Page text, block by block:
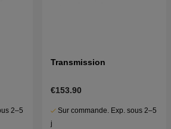
2–5
Transmission
€153.90
Sur commande. Exp. sous 2–5
j